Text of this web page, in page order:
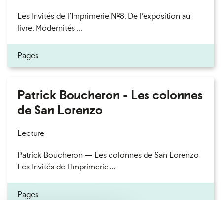
Les Invités de l’Imprimerie n°8. De l’exposition au
livre. Modernités ...
Pages
Patrick Boucheron - Les colonnes
de San Lorenzo
Lecture
Patrick Boucheron — Les colonnes de San Lorenzo
Les Invités de l'Imprimerie ...
Pages